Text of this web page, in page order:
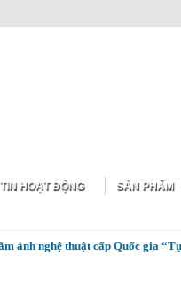
TIN HOẠT ĐỘNG SẢN PHẨM
ảnh nghệ thuật cấp Quốc gia